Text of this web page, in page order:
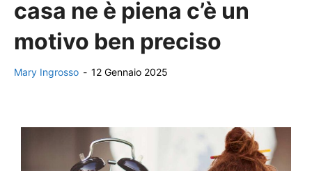
casa ne è piena c’è un
motivo ben preciso
Mary Ingrosso - 12 Gennaio 2025